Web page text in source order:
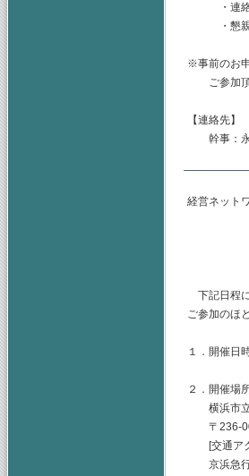
・連絡先
・懇親
※事前のお
ご参加頂
【連絡先】
幹事：永
経営ネット
下記日程
ご参加のほ
１．開催
２．開催場
横浜市立
〒236-
[交通ア
京浜急行